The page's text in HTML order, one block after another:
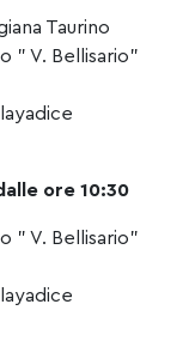
Taurino
” V. Bellisario”
ore 10:30
” V. Bellisario”